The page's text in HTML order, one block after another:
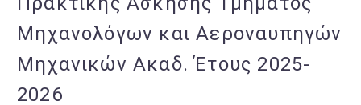
Μηχανολόγων και Αεροναυπηγών
Μηχανικών Ακαδ. Έτους 2025-
2026